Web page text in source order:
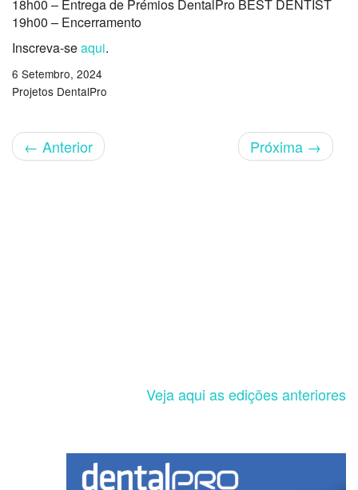
18h00 – Entrega de Prémios DentalPro BEST DENTIST
19h00 – Encerramento
Inscreva-seaqui.
6 Setembro, 2024
Projetos DentalPro
← Anterior Próxima →
Veja aqui as edições anteriores